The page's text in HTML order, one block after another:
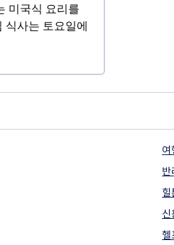
미국식 요리를
식사는 토요일에
헬